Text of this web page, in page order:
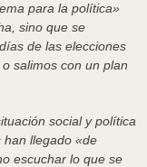
para la política»
sino que se
de las elecciones
salimos con un plan
social y política
han llegado «de
escuchar lo que se